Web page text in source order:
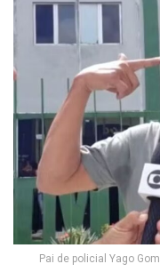
Pai de policial Yago